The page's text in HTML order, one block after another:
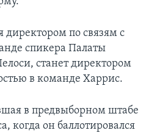
по связям с
спикера Палаты
станет директором
в команде Харрис.
в предвыборном штабе
когда он баллотировался